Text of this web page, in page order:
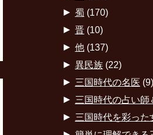
► 蜀 (170)
► 晋(10)
► 他(137)
► 異民族(22)
► 三国時代の名医 (9)
► 三国時代の占い師
► 三国時代を彩った